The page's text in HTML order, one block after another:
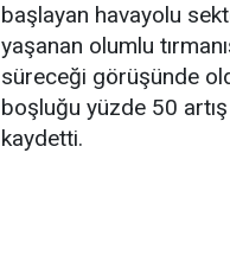
başlayan havayolu
yaşanan olumlu
süreceği görüşünde
boşluğu yüzde 50 artış
kaydetti.